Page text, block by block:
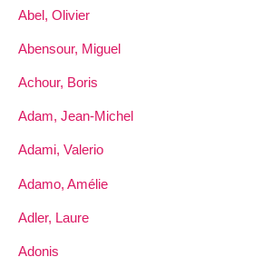
Abel, Olivier
Abensour, Miguel
Achour, Boris
Adam, Jean-Michel
Adami, Valerio
Adamo, Amélie
Adler, Laure
Adonis